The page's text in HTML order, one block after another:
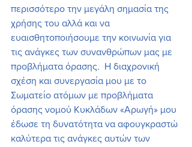
περισσότερο την μεγάλη σημασία της
χρήσης του αλλά και να
ευαισθητοποιήσουμε την κοινωνία για
τις ανάγκες των συνανθρώπων μας με
προβλήματα όρασης.  Η διαχρονική
σχέση και συνεργασία μου με το
Σωματείο ατόμων με προβλήματα
όρασης νομού Κυκλάδων «Αρωγή» μου
έδωσε τη δυνατότητα να αφουγκραστώ
καλύτερα τις ανάγκες αυτών των